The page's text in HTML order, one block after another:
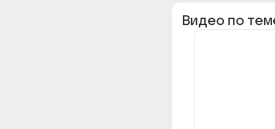
Видео по